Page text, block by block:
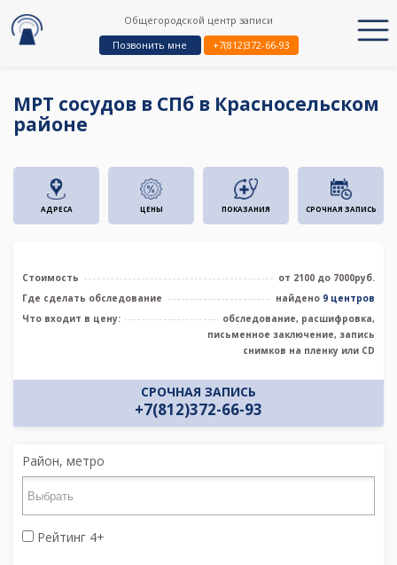
Общегородской центр записи
Позвонить мне
+7(812)372-66-93
МРТ сосудов в СПб в Красносельском
районе
АДРЕСА ЦЕНЫ ПОКАЗАНИЯ СРОЧНАЯ ЗАПИСЬ
Стоимость
от 2100 до 7000руб.
Где сделать обследование
найдено 9 центров
Что входит в цену:
обследование, расшифровка,
письменное заключение, запись
снимков на пленку или CD
СРОЧНАЯ ЗАПИСЬ
+7(812)372-66-93
Район, метро
Рейтинг 4+